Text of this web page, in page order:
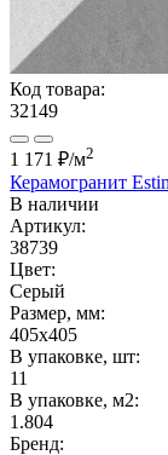
Код товара:
32149
1 171 ₽/м2
Керамогранит
В наличии
Артикул:
38739
Цвет:
Серый
Размер, мм:
405x405
В упаковке, шт:
11
В упаковке, м2:
1.804
Бренд: